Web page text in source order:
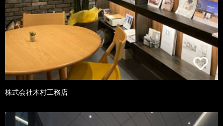
株式会社木村工務店